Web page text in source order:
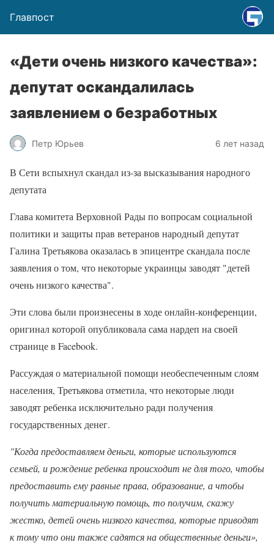
Главпост
«Дети очень низкого качества»:
депутат оскандалилась
заявлением о безработных
Петр Юрьев 6 лет назад
В Сети вспыхнул скандал из-за высказывания народного
депутата
Глава комитета Верховной Рады по вопросам социальной
политики и защиты прав ветеранов народный депутат
Галина Третьякова оказалась в эпицентре скандала после
заявления о том, что некоторые украинцы заводят "детей
очень низкого качества".
Эти слова были произнесены в ходе онлайн-конференции,
оригинал которой опубликовала сама нардеп на своей
странице в Facebook.
Рассуждая о материальной помощи необеспеченным слоям
населения, Третьякова отметила, что некоторые люди
заводят ребенка исключительно ради получения
государственных денег.
"Когда предоставляем деньги, которые используются
семьей, и рождение ребенка происходит не для того, чтобы
предоставить ему равные права, образование, а чтобы
получить материальную помощь, то получим, скажу
жестко, детей очень низкого качества, которые приводят
к тому что они также садятся на общественные деньги»,